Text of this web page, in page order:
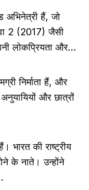
अभिनेत्री हैं, जो
2 (2017) जैसी
लोकप्रियता और…
निर्माता हैं, और
और छात्रों
भारत की राष्ट्रीय
के नाते। उन्होंने